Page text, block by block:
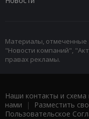
Материалы, отмеченные
"Новости компаний",
правах рекламы.
Наши контакты и схема
нами | Разместить
Пользовательское